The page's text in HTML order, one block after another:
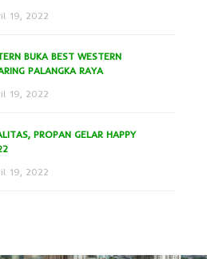
19, 2022
BUKA BEST WESTERN
PALANGKA RAYA
19, 2022
PROPAN GELAR HAPPY
19, 2022